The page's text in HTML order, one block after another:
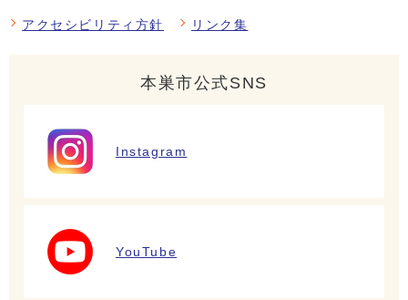
アクセシビリティ方針 リンク集
本巣市公式SNS
Instagram
YouTube